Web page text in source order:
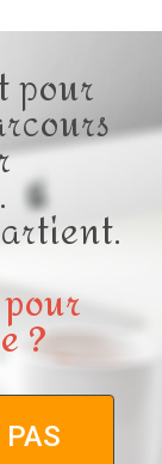
pour
?